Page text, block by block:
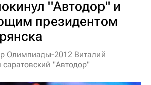
"Автодор" и
президентом
Олимпиады-2012 Виталий
"Автодор"